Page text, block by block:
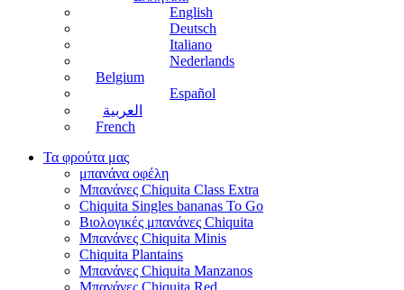
English
Deutsch
Italiano
Nederlands
Belgium
Español
العربية
French
Τα φρούτα μας
μπανάνα οφέλη
Μπανάνες Chiquita Class Extra
Chiquita Singles bananas To Go
Βιολογικές μπανάνες Chiquita
Μπανάνες Chiquita Minis
Chiquita Plantains
Μπανάνες Chiquita Manzanos
Μπανάνες Chiquita Red